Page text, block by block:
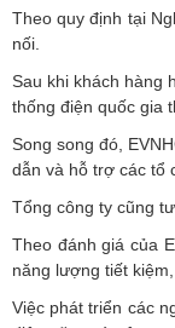
Theo quy định tại
nối.
Sau khi khách hàng
thống điện quốc gia
Song song đó,
dẫn và hỗ trợ các tổ
Tổng công ty cũng
Theo đánh giá của
năng lượng tiết
Việc phát triển các